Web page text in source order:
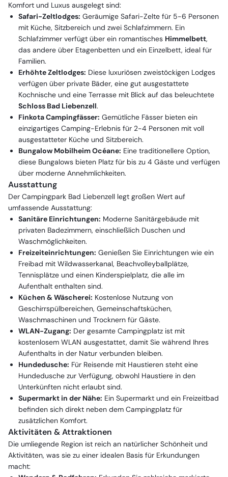
Komfort und Luxus ausgelegt sind:
Safari-Zeltlodges: Geräumige Safari-Zelte für 5-6 Personen
mit Küche, Sitzbereich und zwei Schlafzimmern. Ein
Schlafzimmer verfügt über ein romantisches Himmelbett,
das andere über Etagenbetten und ein Einzelbett, ideal für
Familien.
Erhöhte Zeltlodges: Diese luxuriösen zweistöckigen Lodges
verfügen über private Bäder, eine gut ausgestattete
Kochnische und eine Terrasse mit Blick auf das beleuchtete
Schloss Bad Liebenzell.
Finkota Campingfässer: Gemütliche Fässer bieten ein
einzigartiges Camping-Erlebnis für 2-4 Personen mit voll
ausgestatteter Küche und Sitzbereich.
Bungalow Mobilheim Océane: Eine traditionellere Option,
diese Bungalows bieten Platz für bis zu 4 Gäste und verfügen
über moderne Annehmlichkeiten.
Ausstattung
Der Campingpark Bad Liebenzell legt großen Wert auf
umfassende Ausstattung:
Sanitäre Einrichtungen: Moderne Sanitärgebäude mit
privaten Badezimmern, einschließlich Duschen und
Waschmöglichkeiten.
Freizeiteinrichtungen: Genießen Sie Einrichtungen wie ein
Freibad mit Wildwasserkanal, Beachvolleyballplätze,
Tennisplätze und einen Kinderspielplatz, die alle im
Aufenthalt enthalten sind.
Küchen & Wäscherei: Kostenlose Nutzung von
Geschirrspülbereichen, Gemeinschaftsküchen,
Waschmaschinen und Trocknern für Gäste.
WLAN-Zugang: Der gesamte Campingplatz ist mit
kostenlosem WLAN ausgestattet, damit Sie während Ihres
Aufenthalts in der Natur verbunden bleiben.
Hundedusche: Für Reisende mit Haustieren steht eine
Hundedusche zur Verfügung, obwohl Haustiere in den
Unterkünften nicht erlaubt sind.
Supermarkt in der Nähe: Ein Supermarkt und ein Freizeitbad
befinden sich direkt neben dem Campingplatz für
zusätzlichen Komfort.
Aktivitäten & Attraktionen
Die umliegende Region ist reich an natürlicher Schönheit und
Aktivitäten, was sie zu einer idealen Basis für Erkundungen
macht: